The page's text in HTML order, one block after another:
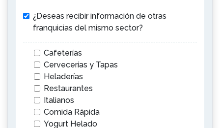
¿Deseas recibir información de otras
franquicias del mismo sector?
Cafeterías
Cervecerías y Tapas
Heladerías
Restaurantes
Italianos
Comida Rápida
Yogurt Helado